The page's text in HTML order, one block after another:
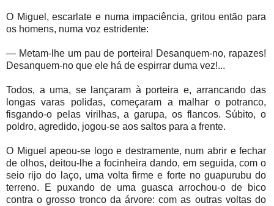
O Miguel, escarlate e numa impaciência, gritou então para
os homens, numa voz estridente:
— Metam-lhe um pau de porteira! Desanquem-no, rapazes!
Desanquem-no que ele há de espirrar duma vez!...
Todos, a uma, se lançaram à porteira e, arrancando das
longas varas polidas, começaram a malhar o potranco,
fisgando-o pelas virilhas, a garupa, os flancos. Súbito, o
poldro, agredido, jogou-se aos saltos para a frente.
O Miguel apeou-se logo e destramente, num abrir e fechar
de olhos, deitou-lhe a focinheira dando, em seguida, com o
seio rijo do laço, uma volta firme e forte no guapurubu do
terreno. E puxando de uma guasca arrochou-o de bico
contra o grosso tronco da árvore: com as outras voltas do